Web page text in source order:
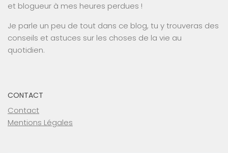
et blogueur à mes heures perdues !
Je parle un peu de tout dans ce blog, tu y trouveras des
conseils et astuces sur les choses de la vie au
quotidien.
CONTACT
Contact
Mentions Légales